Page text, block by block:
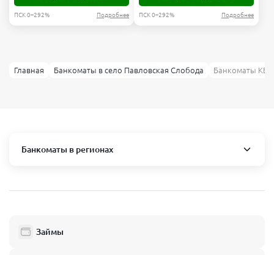
ПСК 0–292% Подробнее ПСК 0–292% Подробнее
Главная Банкоматы в село Павловская Слобода Банкоматы КБ
Банкоматы в регионах
Балашиха
Займы